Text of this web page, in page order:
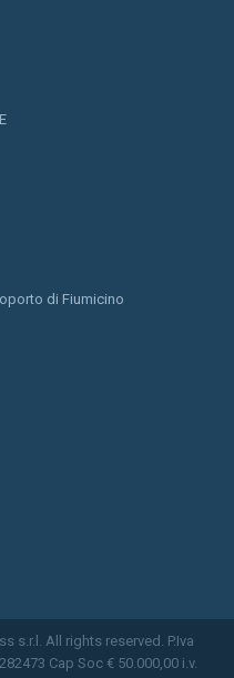
di Fiumicino
s.r.l. All rights reserved. P.Iva
Cap Soc € 50.000,00 i.v.